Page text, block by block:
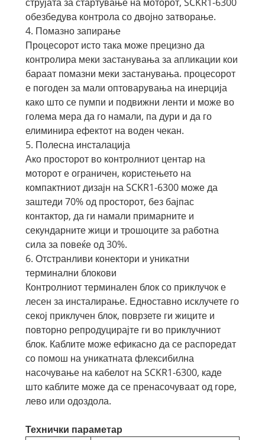
обезбедува контрола со двојно затворање.
4. Помазно запирање
Процесорот исто така може прецизно да
контролира меки застанувања за апликации кои
бараат помазни меки застанувања. процесорот
е погоден за мали оптоварувања на инерција
како што се пумпи и подвижни ленти и може во
голема мера да го намали, па дури и да го
елиминира ефектот на воден чекан.
5. Полесна инсталација
Ако просторот во контролниот центар на
моторот е ограничен, користењето на
компактниот дизајн на SCKR1-6300 може да
заштеди 70% од просторот, без бајпас
контактор, да ги намали примарните и
секундарните жици и трошоците за работна
сила за повеќе од 30%.
6. Отстранливи конектори и уникатни
терминални блокови
Контролниот терминален блок со приклучок е
лесен за инсталирање. Едноставно исклучете го
секој приклучен блок, поврзете ги жиците и
повторно репродуцирајте ги во приклучниот
блок. Каблите може ефикасно да се распоредат
со помош на уникатната флексибилна
насочување на кабелот на SCKR1-6300, каде
што каблите може да се пренасочуваат од горе,
лево или одоздола.
Технички параметар